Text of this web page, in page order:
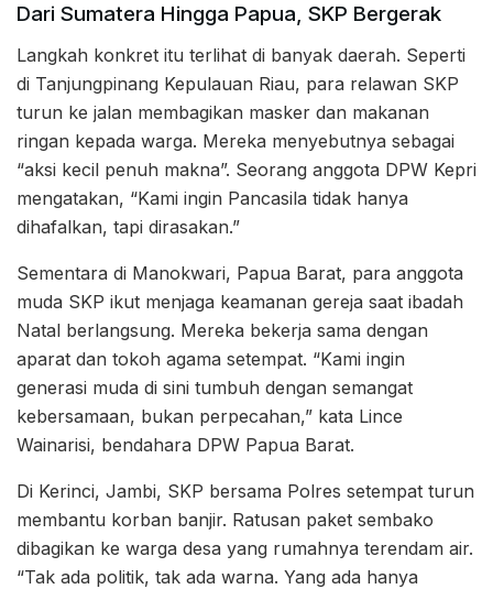
Dari Sumatera Hingga Papua, SKP Bergerak
Langkah konkret itu terlihat di banyak daerah. Seperti
di Tanjungpinang Kepulauan Riau, para relawan SKP
turun ke jalan membagikan masker dan makanan
ringan kepada warga. Mereka menyebutnya sebagai
“aksi kecil penuh makna”. Seorang anggota DPW Kepri
mengatakan, “Kami ingin Pancasila tidak hanya
dihafalkan, tapi dirasakan.”
Sementara di Manokwari, Papua Barat, para anggota
muda SKP ikut menjaga keamanan gereja saat ibadah
Natal berlangsung. Mereka bekerja sama dengan
aparat dan tokoh agama setempat. “Kami ingin
generasi muda di sini tumbuh dengan semangat
kebersamaan, bukan perpecahan,” kata Lince
Wainarisi, bendahara DPW Papua Barat.
Di Kerinci, Jambi, SKP bersama Polres setempat turun
membantu korban banjir. Ratusan paket sembako
dibagikan ke warga desa yang rumahnya terendam air.
“Tak ada politik, tak ada warna. Yang ada hanya